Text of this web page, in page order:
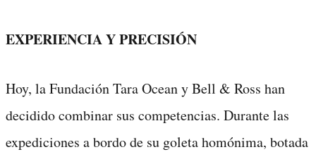
EXPERIENCIA Y PRECISIÓN
Hoy, la Fundación Tara Ocean y Bell & Ross han
decidido combinar sus competencias. Durante las
expediciones a bordo de su goleta homónima, botada